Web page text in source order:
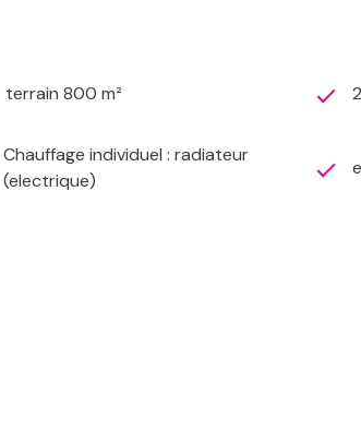
terrain 800 m²
Chauffage individuel : radiateur
(electrique)